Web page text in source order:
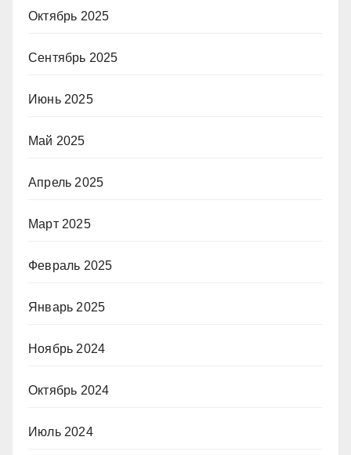
Октябрь 2025
Сентябрь 2025
Июнь 2025
Май 2025
Апрель 2025
Март 2025
Февраль 2025
Январь 2025
Ноябрь 2024
Октябрь 2024
Июль 2024